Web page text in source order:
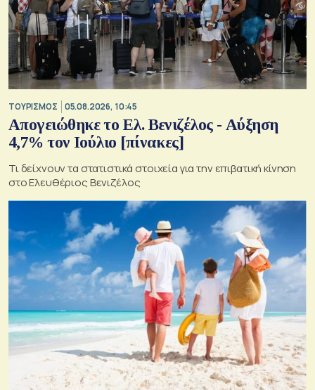
ΤΟΥΡΙΣΜΟΣ 05.08.2026, 10:45
Απογειώθηκε το Ελ. Βενιζέλος - Αύξηση
4,7% τον Ιούλιο [πίνακες]
Τι δείχνουν τα στατιστικά στοιχεία για την επιβατική κίνηση
στο Ελευθέριος Βενιζέλος